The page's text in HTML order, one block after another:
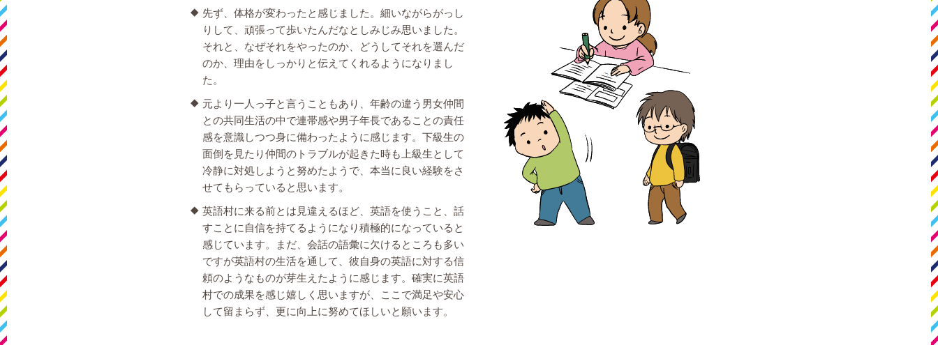
先ず、体格が変わったと感じました。細いながらがっし
りして、頑張って歩いたんだなとしみじみ思いました。
それと、なぜそれをやったのか、どうしてそれを選んだ
のか、理由をしっかりと伝えてくれるようになりまし
た。
元より一人っ子と言うこともあり、年齢の違う男女仲間
との共同生活の中で連帯感や男子年長であることの責任
感を意識しつつ身に備わったように感じます。下級生の
面倒を見たり仲間のトラブルが起きた時も上級生として
冷静に対処しようと努めたようで、本当に良い経験をさ
せてもらっていると思います。
英語村に来る前とは見違えるほど、英語を使うこと、話
すことに自信を持てるようになり積極的になっていると
感じています。まだ、会話の語彙に欠けるところも多い
ですが英語村の生活を通して、彼自身の英語に対する信
頼のようなものが芽生えたように感じます。確実に英語
村での成果を感じ嬉しく思いますが、ここで満足や安心
して留まらず、更に向上に努めてほしいと願います。